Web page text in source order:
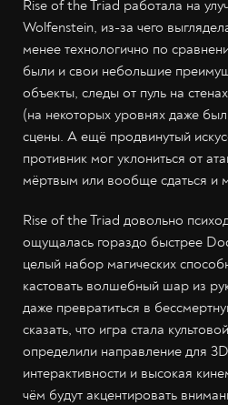
Rise of the Triad работала на
Wolfenstein, из-за чего
менее технологично по
были и свои небольшие
объекты, следы от пуль на
(на некоторых уровнях даже
сцены. А ещё продвинутый
противник мог уклониться от
мёртвым или вообще сдаться и
Rise of the Triad довольно
ощущалась гораздо быстрее
целый набор магических
кастовать волшебный шар из
даже превратиться в
сказать, что игра стала
определили направление для
интерактивности и высокая
чём будут акцентировать